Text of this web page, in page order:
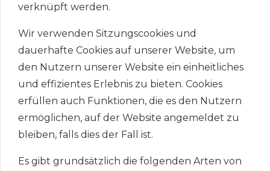
verknüpft werden.
Wir verwenden Sitzungscookies und
dauerhafte Cookies auf unserer Website, um
den Nutzern unserer Website ein einheitliches
und effizientes Erlebnis zu bieten. Cookies
erfüllen auch Funktionen, die es den Nutzern
ermöglichen, auf der Website angemeldet zu
bleiben, falls dies der Fall ist.
Es gibt grundsätzlich die folgenden Arten von